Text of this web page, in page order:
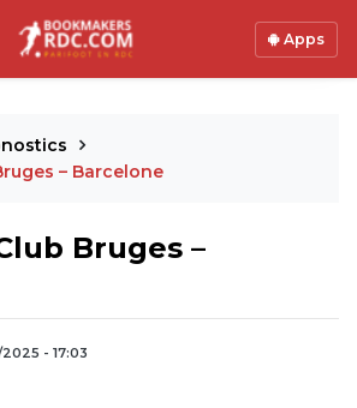
Apps
– Barcelone
Bruges –
2025 - 17:03